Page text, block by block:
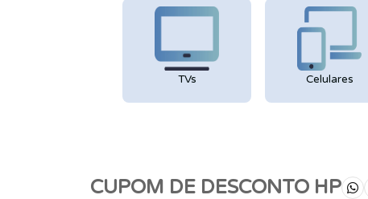
TVs Celulares
CUPOM DE DESCONTO HP